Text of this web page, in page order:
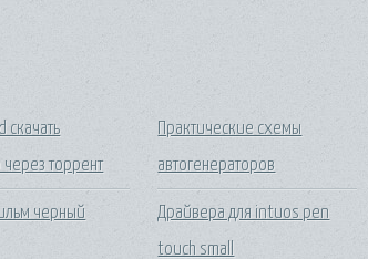
скачать
через торрент
черный
Практические схемы
автогенераторов
Драйвера для intuos pen
touch small